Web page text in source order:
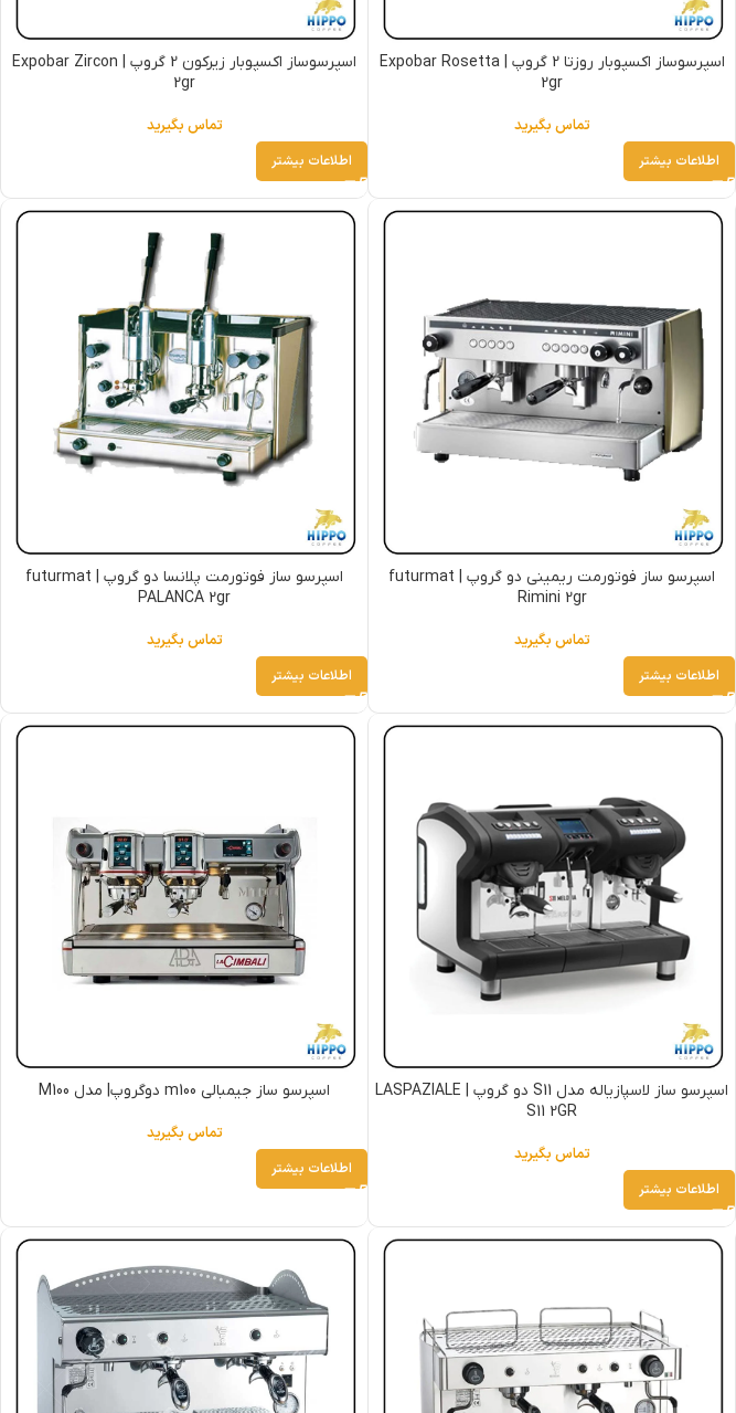
اسپرسوساز اکسپوبار روزتا 2 گروپ | Expobar Rosetta
2gr
تماس بگیرید
اطلاعات بیشتر
اسپرسوساز اکسپوبار زیرکون 2 گروپ | Expobar Zircon
2gr
تماس بگیرید
اطلاعات بیشتر
اسپرسو ساز فوتورمت ریمینی دو گروپ | futurmat
Rimini 2gr
تماس بگیرید
اطلاعات بیشتر
اسپرسو ساز فوتورمت پلانسا دو گروپ | futurmat
PALANCA 2gr
تماس بگیرید
اطلاعات بیشتر
اسپرسو ساز لاسپازیاله مدل S11 دو گروپ | LASPAZIALE
S11 2GR
تماس بگیرید
اطلاعات بیشتر
اسپرسو ساز جیمبالی m100 دوگروپ| مدل M100
تماس بگیرید
اطلاعات بیشتر